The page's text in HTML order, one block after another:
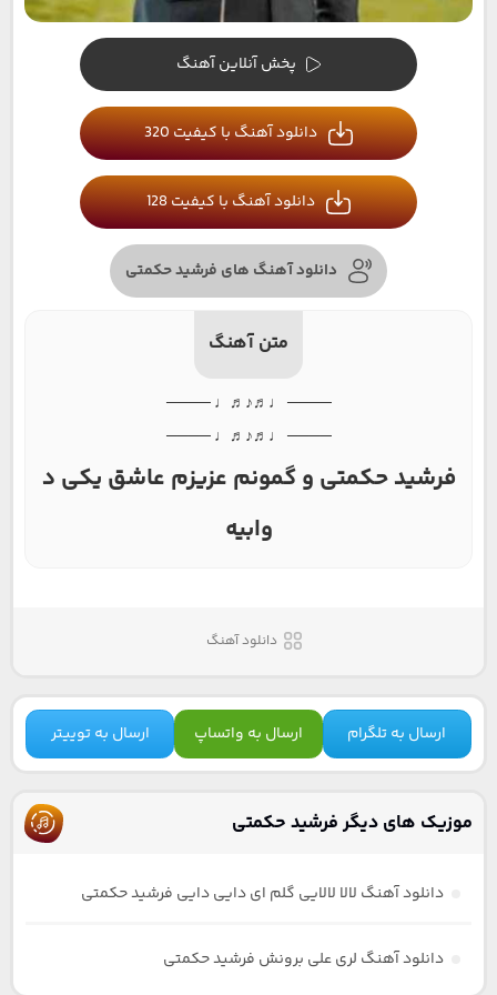
پخش آنلاین آهنگ
دانلود آهنگ با کیفیت 320
دانلود آهنگ با کیفیت 128
دانلود آهنگ های فرشید حکمتی
متن آهنگ
──── ♩♬♪♬♩ ────
──── ♩♬♪♬♩ ────
فرشید حکمتی و گمونم عزیزم عاشق یکی د
وابیه
دانلود آهنگ
ارسال به تلگرام ارسال به واتساپ ارسال به توییتر
موزیک های دیگر فرشید حکمتی
دانلود آهنگ لالا لالایی گلم ای دایی دایی فرشید حکمتی
دانلود آهنگ لری علی برونش فرشید حکمتی